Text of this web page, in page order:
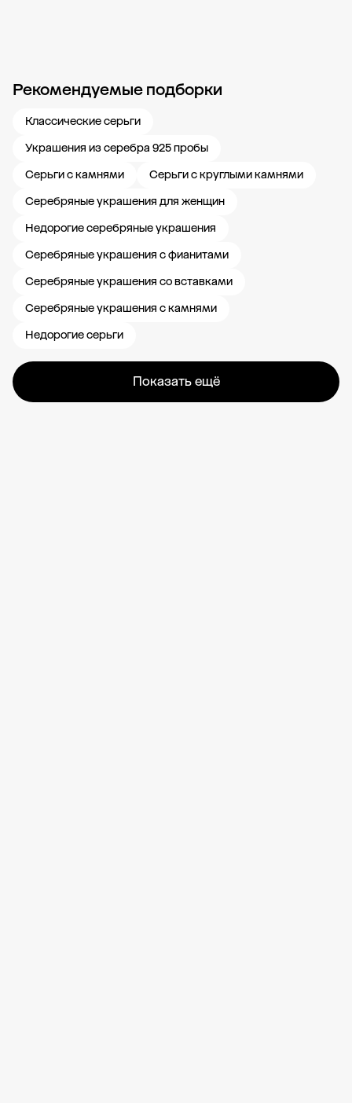
Рекомендуемые подборки
Классические серьги
Украшения из серебра 925 пробы
Серьги с камнями
Серьги с круглыми камнями
Серебряные украшения для женщин
Недорогие серебряные украшения
Серебряные украшения с фианитами
Серебряные украшения со вставками
Серебряные украшения с камнями
Недорогие серьги
Показать ещё
Новости компании Журнал ЗОЛОТОЙ Блог